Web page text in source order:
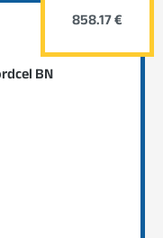
BN
858.17 €